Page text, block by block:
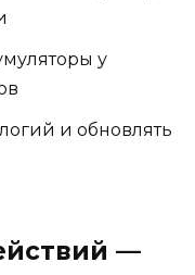
у
и обновлять
—